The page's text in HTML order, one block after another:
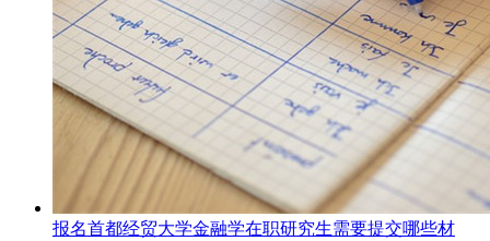
报名首都经贸大学金融学在职研究生需要提交哪些材